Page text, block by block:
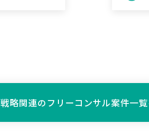
戦略関連のフリーコンサル案件一